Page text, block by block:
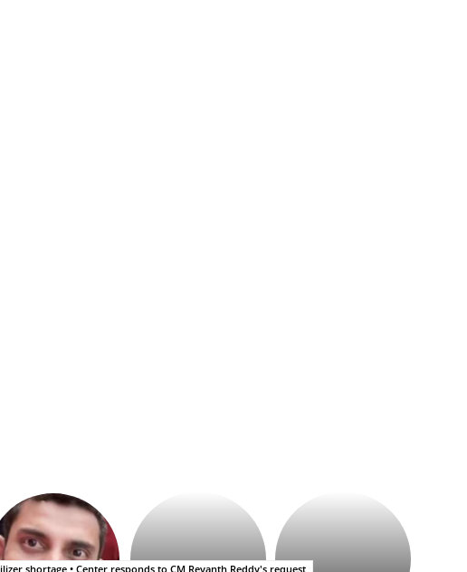
ప్రసాదం
తీర్థం..తులసీదళం
లేకుండా
సినిమాతో
పాన్
ఇండియా
shortage • Center responds to CM Revanth Reddy's request